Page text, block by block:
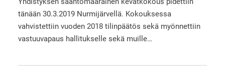
tänään 30.3.2019 Nurmijärvellä. Kokouksessa
vahvistettiin vuoden 2018 tilinpäätös sekä myönnettiin
vastuuvapaus hallitukselle sekä muille…